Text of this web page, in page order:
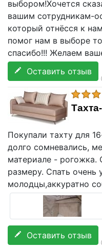
выбором!Хочется
вашим сотрудникам-
который отнёсся к
помог нам в выборе
спасибо!!! Желаем
Оставить отзыв
Покупали тахту для
долго сомневались,
материале - рогожка.
размеру. Спать очень
молодцы,аккуратно
Оставить отзыв